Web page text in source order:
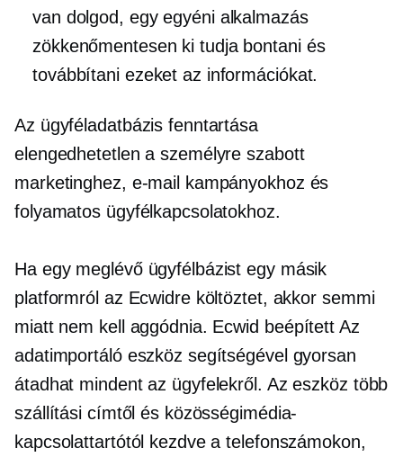
van dolgod, egy egyéni alkalmazás
zökkenőmentesen ki tudja bontani és
továbbítani ezeket az információkat.
Az ügyféladatbázis fenntartása
elengedhetetlen a személyre szabott
marketinghez, e-mail kampányokhoz és
folyamatos ügyfélkapcsolatokhoz.
Ha egy meglévő ügyfélbázist egy másik
platformról az Ecwidre költöztet, akkor semmi
miatt nem kell aggódnia. Ecwid beépített Az
adatimportáló eszköz segítségével gyorsan
átadhat mindent az ügyfelekről. Az eszköz több
szállítási címtől és közösségimédia-
kapcsolattartótól kezdve a telefonszámokon,